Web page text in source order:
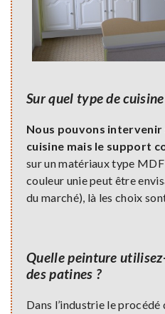
Sur quel type de
Nous pouvons
cuisine mais le support
sur un matériaux type
couleur unie peut être
du marché), là les choix
Quelle peinture
des patines ?
Dans l’industrie le